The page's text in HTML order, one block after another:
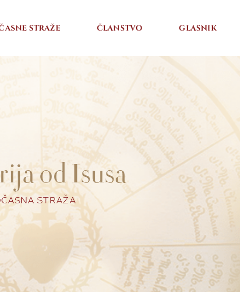
STRAŽE ČLANSTVO GLASNIK
od Isusa
STRAŽA